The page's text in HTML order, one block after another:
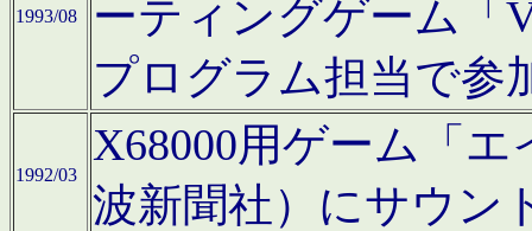
1993/08
ーティングゲーム「
プログラム担当で参
1992/03
X68000用ゲーム「
波新聞社）にサウン